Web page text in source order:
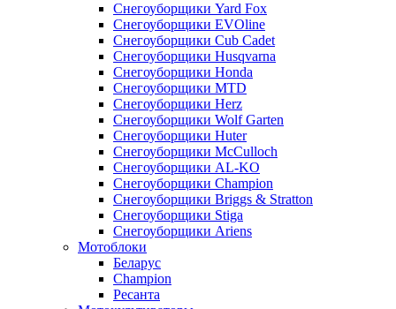
Снегоуборщики Yard Fox
Снегоуборщики EVOline
Снегоуборщики Cub Cadet
Снегоуборщики Husqvarna
Снегоуборщики Honda
Снегоуборщики MTD
Снегоуборщики Herz
Снегоуборщики Wolf Garten
Снегоуборщики Huter
Снегоуборщики McCulloch
Снегоуборщики AL-KO
Снегоуборщики Champion
Снегоуборщики Briggs & Stratton
Снегоуборщики Stiga
Снегоуборщики Ariens
Мотоблоки
Беларус
Champion
Ресанта